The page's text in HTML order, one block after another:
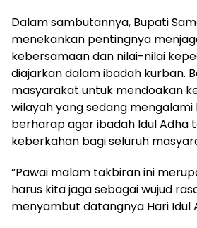
​Dalam sambutannya, Bupati
menekankan pentingnya
kebersamaan dan nilai-nilai
diajarkan dalam ibadah kurban.
masyarakat untuk mendoakan
wilayah yang sedang mengalami
berharap agar ibadah Idul Adha
keberkahan bagi seluruh
​”Pawai malam takbiran ini
harus kita jaga sebagai wujud
menyambut datangnya Hari Idul